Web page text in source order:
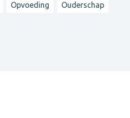
Opvoeding Ouderschap